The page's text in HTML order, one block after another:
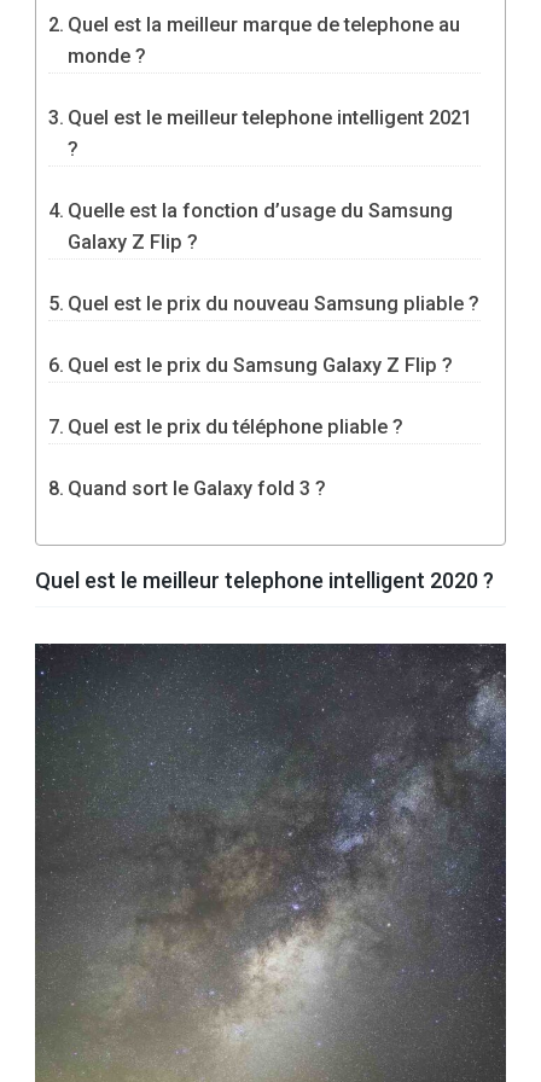
Quel est la meilleur marque de telephone au
monde ?
Quel est le meilleur telephone intelligent 2021
?
Quelle est la fonction d’usage du Samsung
Galaxy Z Flip ?
Quel est le prix du nouveau Samsung pliable ?
Quel est le prix du Samsung Galaxy Z Flip ?
Quel est le prix du téléphone pliable ?
Quand sort le Galaxy fold 3 ?
Quel est le meilleur telephone intelligent 2020 ?